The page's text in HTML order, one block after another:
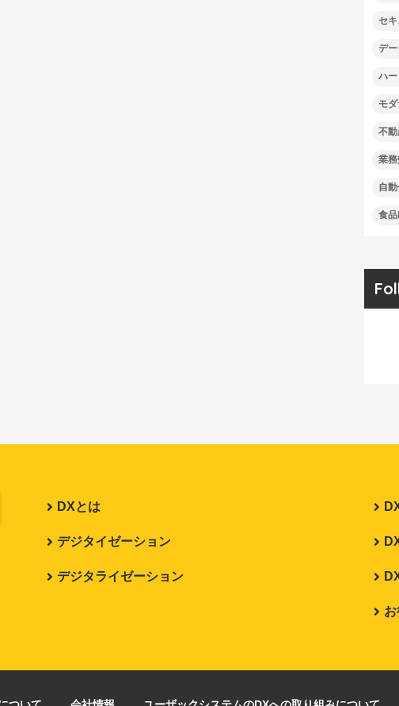
セ
デ
ハ
モ
不
業
自
食
DXとは
デジタイゼーション
デジタライゼーション